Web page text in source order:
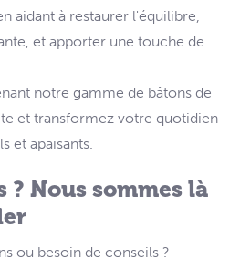
aidant à restaurer l'équilibre,
et apporter une touche de
notre gamme de bâtons de
et transformez votre quotidien
et apaisants.
? Nous sommes là
ou besoin de conseils ?